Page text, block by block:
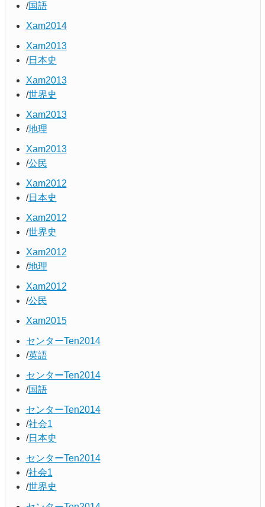
国語
Xam2014
Xam2013
日本史
Xam2013
世界史
Xam2013
地理
Xam2013
公民
Xam2012
日本史
Xam2012
世界史
Xam2012
地理
Xam2012
公民
Xam2015
センターTen2014
英語
センターTen2014
国語
センターTen2014
社会1
日本史
センターTen2014
社会1
世界史